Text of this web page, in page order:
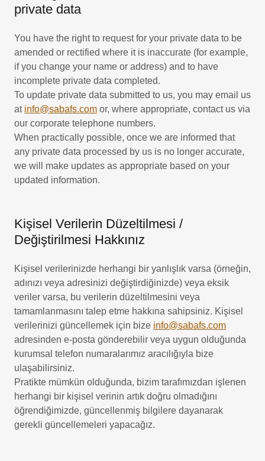
private data
You have the right to request for your private data to be
amended or rectified where it is inaccurate (for example,
if you change your name or address) and to have
incomplete private data completed.
To update private data submitted to us, you may email us
at info@sabafs.com or, where appropriate, contact us via
our corporate telephone numbers.
When practically possible, once we are informed that
any private data processed by us is no longer accurate,
we will make updates as appropriate based on your
updated information.
Kişisel Verilerin Düzeltilmesi /
Değiştirilmesi Hakkınız
Kişisel verilerinizde herhangi bir yanlışlık varsa (örneğin,
adınızı veya adresinizi değiştirdiğinizde) veya eksik
veriler varsa, bu verilerin düzeltilmesini veya
tamamlanmasını talep etme hakkına sahipsiniz. Kişisel
verilerinizi güncellemek için bize info@sabafs.com
adresinden e-posta gönderebilir veya uygun olduğunda
kurumsal telefon numaralarımız aracılığıyla bize
ulaşabilirsiniz.
Pratikte mümkün olduğunda, bizim tarafımızdan işlenen
herhangi bir kişisel verinin artık doğru olmadığını
öğrendiğimizde, güncellenmiş bilgilere dayanarak
gerekli güncellemeleri yapacağız.